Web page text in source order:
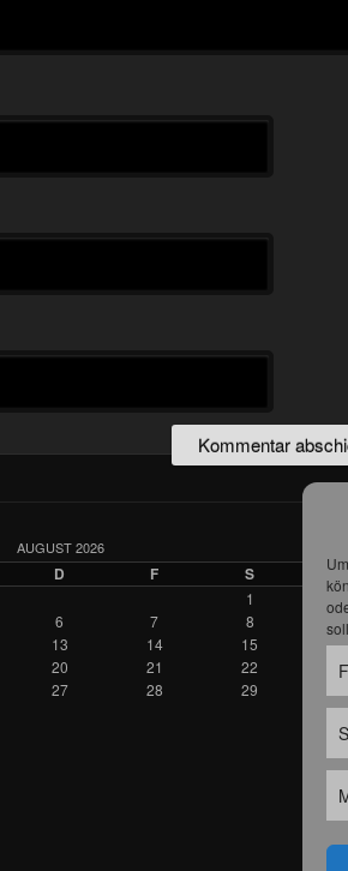
AUGUST 2026
D F S
1
6 7 8
13 14 15
20 21 22
27 28 29